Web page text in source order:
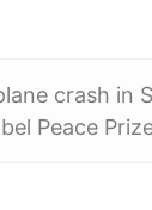
crash in
Peace